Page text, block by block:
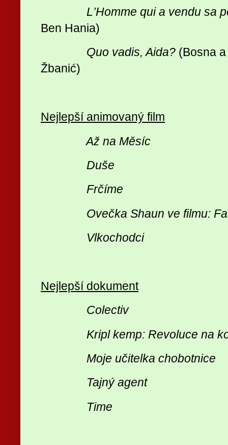
L’Homme qui a vendu sa
Ben Hania)
Quo vadis, Aida? (Bosna
Žbanić)
Nejlepší animovaný film
Až na Měsíc
Duše
Frčíme
Ovečka Shaun ve filmu:
Vlkochodci
Nejlepší dokument
Colectiv
Kripl kemp: Revoluce na
Moje učitelka chobotnice
Tajný agent
Time